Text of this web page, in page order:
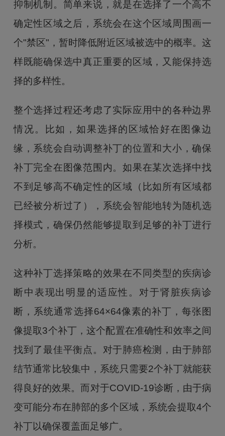
抑制机制。简单来说，就是在选择了一个高不
确定性区域之后，系统会在这个区域周围画一
个"禁区"，暂时降低附近区域被选中的概率。这
样既能确保选中真正重要的区域，又能保持选
择的多样性。
整个选择过程还考虑了实际应用中的各种边界
情况。比如，如果选择的区域恰好在图像边
缘，系统会自动调整补丁的位置和大小，确保
补丁完全在图像范围内。如果在某次选择中找
不到足够高不确定性的区域（比如所有区域都
已经被分析过了），系统会智能地转为随机选
择模式，确保仍然能够提取到足够的补丁进行
分析。
这种补丁选择策略的效果在不同类型的疾病诊
断中表现出明显的适应性。对于肾脏疾病诊
断，系统通常选择64×64像素的补丁，每张图
像提取3个补丁，这个配置在准确性和效率之间
找到了最佳平衡点。对于肺癌检测，由于肺部
结节通常比较集中，系统只需要2个补丁就能获
得良好的效果。而对于COVID-19诊断，由于病
变可能分布在肺部的多个区域，系统会提取4个
补丁以确保覆盖面足够广。